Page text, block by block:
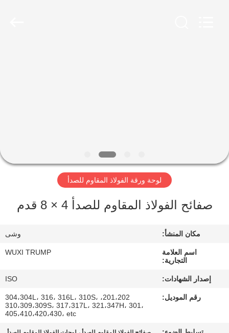
معلومات
عنا
جولة
المصنع
الجودة
لوحة ورقة الفولاذ المقاوم للصدأ
صفائح الفولاذ المقاوم للصدأ 4 × 8 قدم
مكان المنشأ: وشى
اسم العلامة
التجارية:
WUXI TRUMP
إصدار الشهادات: ISO
رقم الموديل:
201،202، 304،304L، 316، 316L، 310S،
310،309،309S، 317،317L، 321،347H، 301،
405،410،420،430، etc